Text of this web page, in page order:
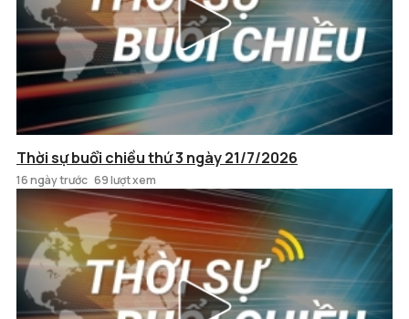
Thời sự buổi chiều thứ 3 ngày 21/7/2026
16 ngày trước 69 lượt xem